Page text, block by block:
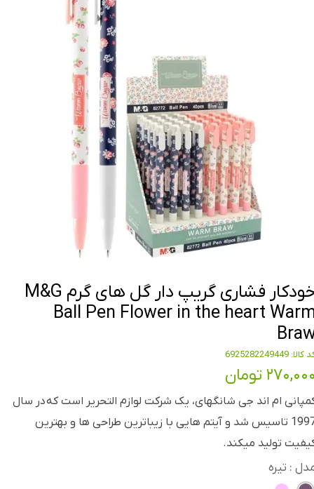
خودکار فشاری گریپ دار گل های گرم M&G
Ball Pen Flower in the heart
6925282249449
تومان
ام اند جی شانگهای، یک شرکت لوازم التحریر است که در سال
1997 تاسیس شد و آیتم هایی با زیباترین طراحی ها و بهترین
تولید میکند.
: تیره